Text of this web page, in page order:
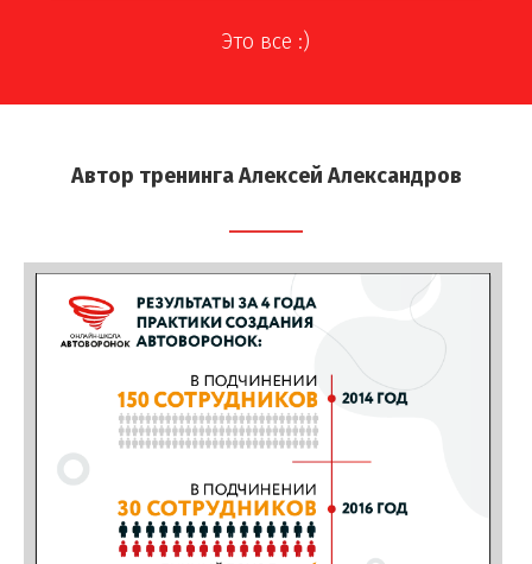
Это все :)
Автор тренинга Алексей Александров